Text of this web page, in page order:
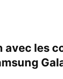
avec les